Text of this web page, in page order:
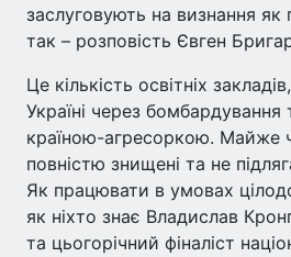
заслуговують на визнання
так – розповість Євген
Це кількість освітніх
Україні через бомбардування
країною-агресоркою. Майже
повністю знищені та не
Як працювати в умовах
як ніхто знає Владислав
та цьогорічний фіналіст